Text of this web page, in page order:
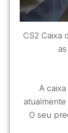
CS2 Caixa
A
O seu